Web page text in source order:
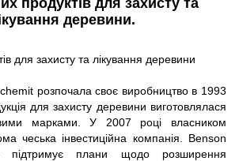
продуктів для захисту та
деревини.
розпочала своє виробництво в 1993
для захисту деревини виготовлялася
марками. У 2007 році власником
чеська інвестиційна компанія. Benson
плани щодо розширення